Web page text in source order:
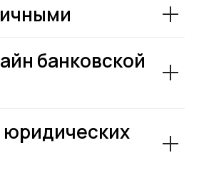
банковской